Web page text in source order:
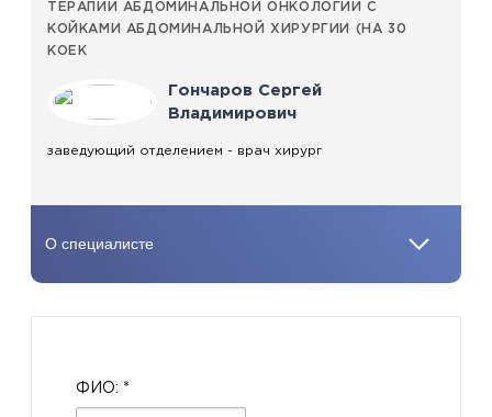
ТЕРАПИИ АБДОМИНАЛЬНОЙ ОНКОЛОГИИ С
КОЙКАМИ АБДОМИНАЛЬНОЙ ХИРУРГИИ (НА 30
КОЕК
Гончаров Сергей
Владимирович
заведующий отделением - врач хирург
ФИО: *